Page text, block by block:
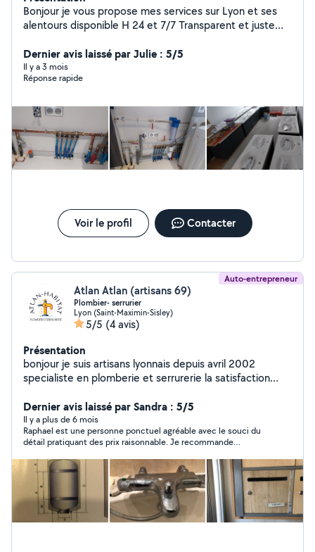
Bonjour je vous propose mes services sur Lyon et ses
alentours disponible H 24 et 7/7 Transparent et juste
Dernier avis laissé par Julie : 5/5
Il y a 3 mois
Réponse rapide
Voir le profil Contacter
Auto-entrepreneur
Atlan Atlan (artisans 69)
Plombier- serrurier
Lyon (Saint-Maximin-Sisley)
5/5 (4 avis)
Présentation
bonjour je suis artisans lyonnais depuis avril 2002
specialiste en plomberie et serrurerie la satisfaction
devis gratuit un depannage ou une installation !
cordialement !
Dernier avis laissé par Sandra : 5/5
Il y a plus de 6 mois
Raphael est une personne ponctuel agréable avec le souci du
détail pratiquant des prix raisonnable. Je recommande